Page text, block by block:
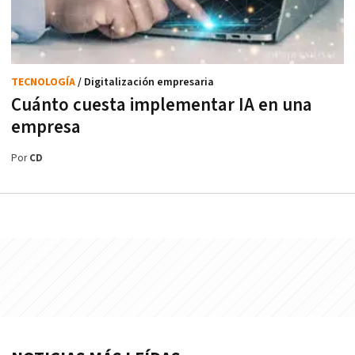
Cuánto cuesta implementar IA en una
empresa
TECNOLOGÍA/ Digitalización empresaria
PorCD